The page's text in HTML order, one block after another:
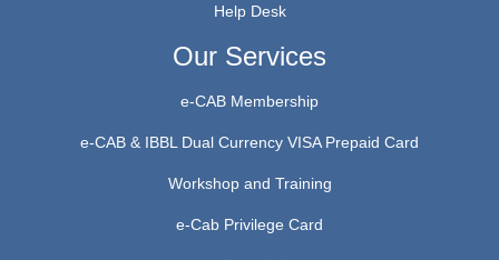
Help Desk
Our Services
e-CAB Membership
e-CAB & IBBL Dual Currency VISA Prepaid Card
Workshop and Training
e-Cab Privilege Card